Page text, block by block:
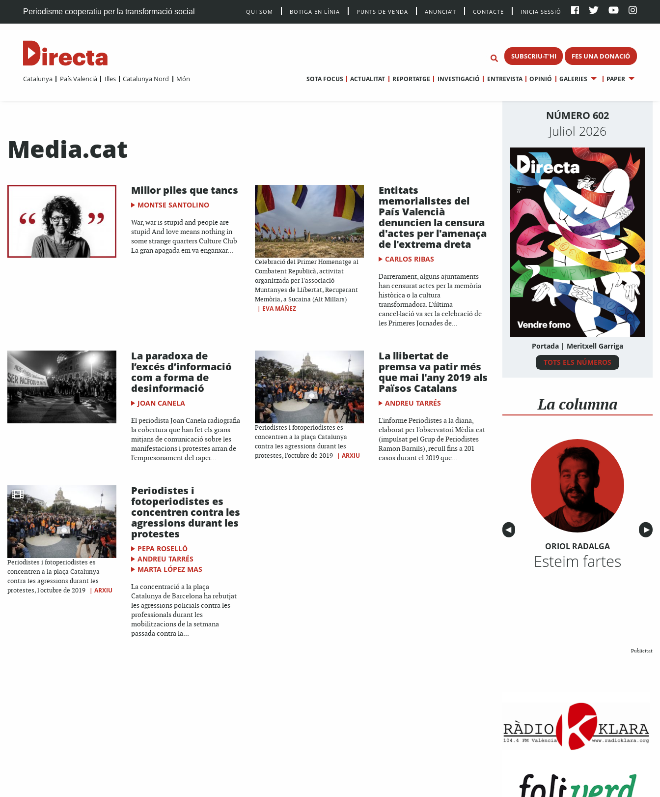
Periodisme cooperatiu per la transformació social QUI SOM BOTIGA EN LÍNIA PUNTS DE VENDA ANUNCIA’T CONTACTE INICIA SESSIÓ
SUBSCRIU-T'HI FES UNA DONACIÓ
Catalunya País Valencià Illes Catalunya Nord Món SOTA FOCUS ACTUALITAT REPORTATGE INVESTIGACIÓ ENTREVISTA OPINIÓ GALERIES PAPER
Media.cat
Millor piles que tancs
MONTSE SANTOLINO
War, war is stupid and people are
stupid And love means nothing in
some strange quarters Culture Club
La gran apagada em va enganxar...
Celebració del Primer Homenatge al
Combatent Republicà, activitat
organitzada per l'associació
Muntanyes de Llibertat, Recuperant
Memòria, a Sucaina (Alt Millars)
| EVA MÁÑEZ
Entitats
memorialistes del
País Valencià
denuncien la censura
d'actes per l'amenaça
de l'extrema dreta
CARLOS RIBAS
Darrerament, alguns ajuntaments
han censurat actes per la memòria
històrica o la cultura
transformadora. L'última
cancel·lació va ser la celebració de
les Primeres Jornades de...
La paradoxa de
l’excés d’informació
com a forma de
desinformació
JOAN CANELA
El periodista Joan Canela radiografia
la cobertura que han fet els grans
mitjans de comunicació sobre les
manifestacions i protestes arran de
l'empresonament del raper...
Periodistes i fotoperiodistes es
concentren a la plaça Catalunya
contra les agressions durant les
protestes, l'octubre de 2019
| ARXIU
La llibertat de
premsa va patir més
que mai l'any 2019 als
Països Catalans
ANDREU TARRÉS
L'informe Periodistes a la diana,
elaborat per l'observatori Mèdia.cat
(impulsat pel Grup de Periodistes
Ramon Barnils), recull fins a 201
casos durant el 2019 que...
Periodistes i fotoperiodistes es
concentren a la plaça Catalunya
contra les agressions durant les
protestes, l'octubre de 2019
| ARXIU
Periodistes i
fotoperiodistes es
concentren contra les
agressions durant les
protestes
PEPA ROSELLÓ
ANDREU TARRÉS
MARTA LÓPEZ MAS
La concentració a la plaça
Catalunya de Barcelona ha rebutjat
les agressions policials contra les
professionals durant les
mobilitzacions de la setmana
passada contra la...
NÚMERO 602
Juliol 2026
Portada | Meritxell Garriga
TOTS ELS NÚMEROS
La columna
Anterior
◀︎ ▶︎
ORIOL RADALGA
Esteim fartes
Publicitat